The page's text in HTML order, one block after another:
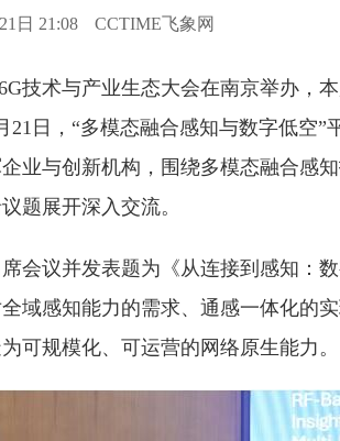
日 21:08 CCTIME飞象网
技术与产业生态大会在南京举办，
日，“多模态融合感知与数字低空”
业与创新机构，围绕多模态融合感
题展开深入交流。
会议并发表题为《从连接到感知：
域感知能力的需求、通感一体化的
可规模化、可运营的网络原生能力。